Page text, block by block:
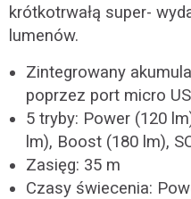
krótkotrwałą super-
lumenów.
Zintegrowany
poprzez port micro
5 tryby: Power (120
lm), Boost (180 lm),
Zasięg: 35 m
Czasy świecenia: